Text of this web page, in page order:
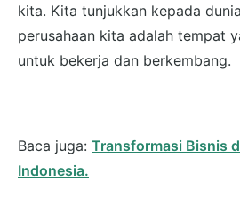
kita. Kita tunjukkan kepada
perusahaan kita adalah tempat
untuk bekerja dan berkembang.
Baca juga: Transformasi Bisnis
Indonesia.